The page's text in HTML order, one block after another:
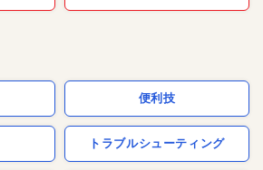
便利技
トラブルシューティング